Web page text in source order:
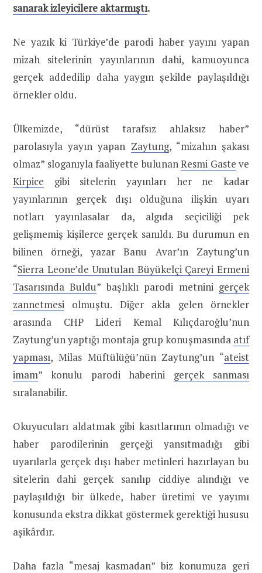
sanarak izleyicilere aktarmıştı.
Ne yazık ki Türkiye’de parodi haber yayını yapan
mizah sitelerinin yayınlarının dahi, kamuoyunca
gerçek addedilip daha yaygın şekilde paylaşıldığı
örnekler oldu.
Ülkemizde, “dürüst tarafsız ahlaksız haber”
parolasıyla yayın yapan Zaytung, “mizahın şakası
olmaz” sloganıyla faaliyette bulunanResmi Gaste ve
Kirpice gibi sitelerin yayınları her ne kadar
yayınlarının gerçek dışı olduğuna ilişkin uyarı
notları yayınlasalar da, algıda seçiciliği pek
gelişmemiş kişilerce gerçek sanıldı. Bu durumun en
bilinen örneği, yazar Banu Avar’ın Zaytung’un
“Sierra Leone’de Unutulan Büyükelçi Çareyi Ermeni
Tasarısında Buldu” başlıklı parodi metnini gerçek
zannetmesi olmuştu. Diğer akla gelen örnekler
arasında CHP Lideri Kemal Kılıçdaroğlu’nun
Zaytung’un yaptığı montaja grup konuşmasında atıf
yapması, Milas Müftülüğü’nün Zaytung’un “ateist
imam” konulu parodi haberini gerçek sanması
sıralanabilir.
Okuyucuları aldatmak gibi kasıtlarının olmadığı ve
haber parodilerinin gerçeği yansıtmadığı gibi
uyarılarla gerçek dışı haber metinleri hazırlayan bu
sitelerin dahi gerçek sanılıp ciddiye alındığı ve
paylaşıldığı bir ülkede, haber üretimi ve yayımı
konusunda ekstra dikkat göstermek gerektiği hususu
aşikârdır.
Daha fazla “mesaj kasmadan” biz konumuza geri